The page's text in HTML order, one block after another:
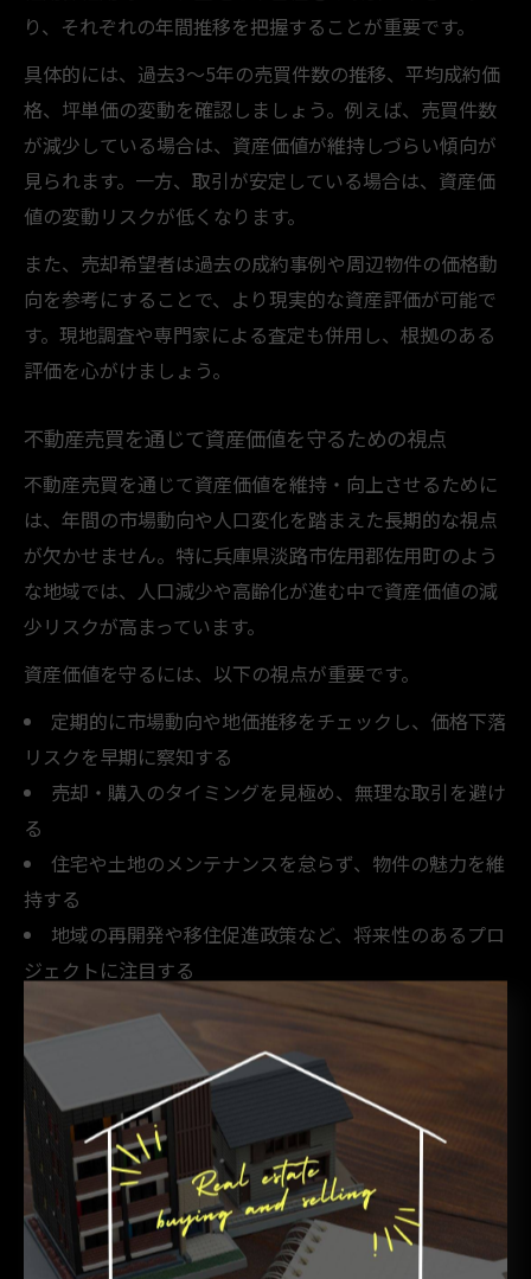
り、それぞれの年間推移を把握することが重要です。
具体的には、過去3〜5年の売買件数の推移、平均成約価
格、坪単価の変動を確認しましょう。例えば、売買件数
が減少している場合は、資産価値が維持しづらい傾向が
見られます。一方、取引が安定している場合は、資産価
値の変動リスクが低くなります。
また、売却希望者は過去の成約事例や周辺物件の価格動
向を参考にすることで、より現実的な資産評価が可能で
す。現地調査や専門家による査定も併用し、根拠のある
評価を心がけましょう。
不動産売買を通じて資産価値を守るための視点
不動産売買を通じて資産価値を維持・向上させるために
は、年間の市場動向や人口変化を踏まえた長期的な視点
が欠かせません。特に兵庫県淡路市佐用郡佐用町のよう
な地域では、人口減少や高齢化が進む中で資産価値の減
少リスクが高まっています。
資産価値を守るには、以下の視点が重要です。
定期的に市場動向や地価推移をチェックし、価格下落
リスクを早期に察知する
売却・購入のタイミングを見極め、無理な取引を避け
る
住宅や土地のメンテナンスを怠らず、物件の魅力を維
持する
地域の再開発や移住促進政策など、将来性のあるプロ
ジェクトに注目する
また、売買時には複数の不動産会社から査定を取り、納
得できる価格での取引を目指しましょう。これにより、
資産価値を最大限に守ることができます。
地価推移と不動産売買の関連性を徹底解説
地価推移と不動産売買の動向は密接に関連しています。
兵庫県淡路市佐用郡佐用町においても、地価の変動が不
動産売買件数や資産価値に直接的な影響を与えていま